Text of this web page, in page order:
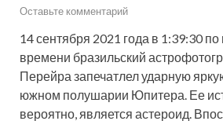
Оставьте комментарий
14 сентября 2021 года в 1:39:30
времени бразильский
Перейра запечатлел ударную
южном полушарии Юпитера. Ее
вероятно, является астероид.